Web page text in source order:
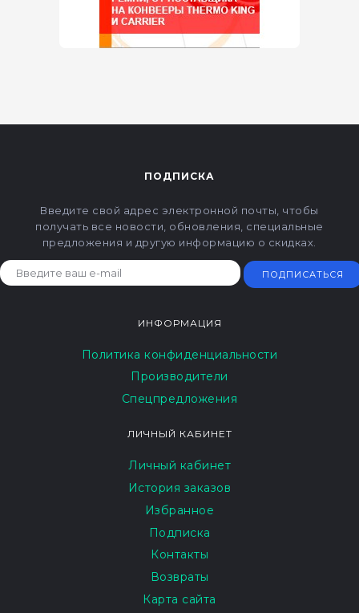
ПОДПИСКА
Введите свой адрес электронной почты, чтобы
получать все новости, обновления, специальные
предложения и другую информацию о скидках.
ПОДПИСАТЬСЯ
ИНФОРМАЦИЯ
Политика конфиденциальности
Производители
Спецпредложения
ЛИЧНЫЙ КАБИНЕТ
Личный кабинет
История заказов
Избранное
Подписка
Контакты
Возвраты
Карта сайта